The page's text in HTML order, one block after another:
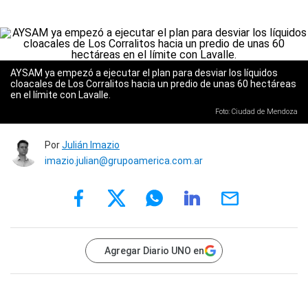
AYSAM ya empezó a ejecutar el plan para desviar los líquidos
cloacales de Los Corralitos hacia un predio de unas 60 hectáreas
en el límite con Lavalle.
Foto: Ciudad de Mendoza
PorJulián Imazio
imazio.julian@grupoamerica.com.ar
Agregar Diario UNO en